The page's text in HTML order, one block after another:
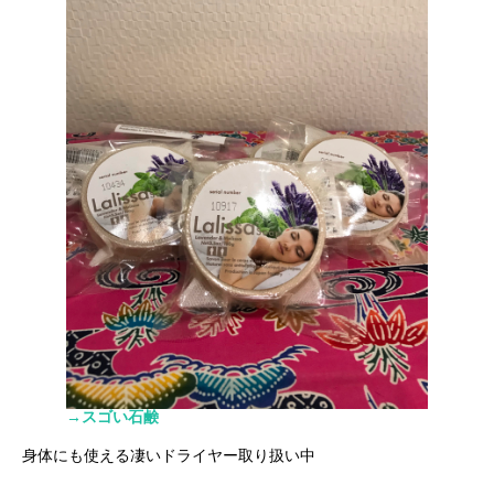
→スゴい石鹸
身体にも使える凄いドライヤー取り扱い中